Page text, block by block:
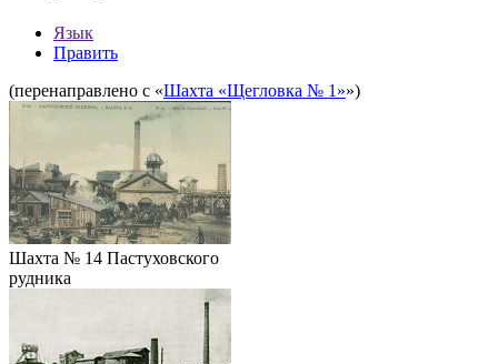
Язык
Править
(перенаправлено с «Шахта «Щегловка № 1»»)
Шахта № 14 Пастуховского
рудника